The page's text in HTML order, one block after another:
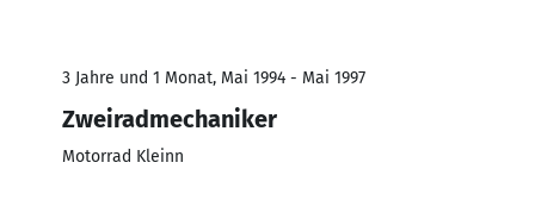
3 Jahre und 1 Monat, Mai 1994 - Mai 1997
Zweiradmechaniker
Motorrad Kleinn